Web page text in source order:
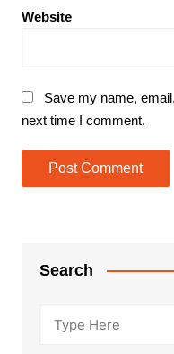
Website
Save my name,
next time I comment.
Search